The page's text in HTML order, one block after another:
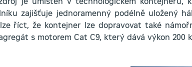
je umístěn v technologickém kontejneru,
zajišťuje jednoramenný podélně uložený
říct, že kontejner lze dopravovat také
s motorem Cat C9, který dává výkon 200